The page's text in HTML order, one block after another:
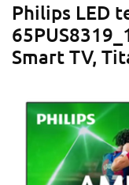
Philips LED
Smart TV,